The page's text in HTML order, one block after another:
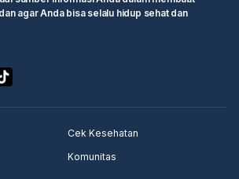
agar Anda bisa selalu hidup sehat dan
Cek Kesehatan
Komunitas